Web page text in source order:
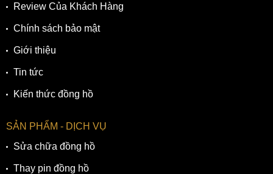
Review Của Khách Hàng
Chính sách bảo mật
Giới thiệu
Tin tức
Kiến thức đồng hồ
SẢN PHẨM - DỊCH VỤ
Sửa chữa đồng hồ
Thay pin đồng hồ